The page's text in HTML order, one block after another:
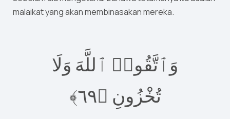
malaikat yang akan membinasakan mereka.
وَٱتَّقُوا۟ ٱللَّهَ وَلَا
تُخْزُونِ ‎﴿٩٦﴾